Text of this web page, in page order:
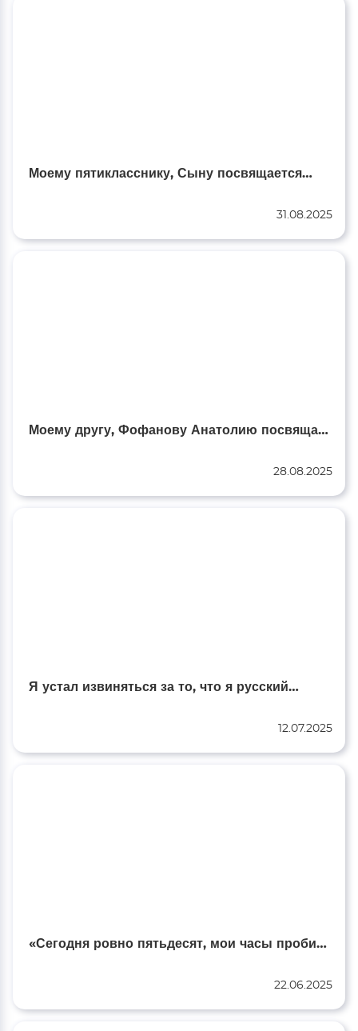
Моему пятикласснику, Сыну посвящается…
31.08.2025
Моему другу, Фофанову Анатолию посвящается…
28.08.2025
Я устал извиняться за то, что я русский…
12.07.2025
«Сегодня ровно пятьдесят, мои часы пробили в полночь…»
22.06.2025